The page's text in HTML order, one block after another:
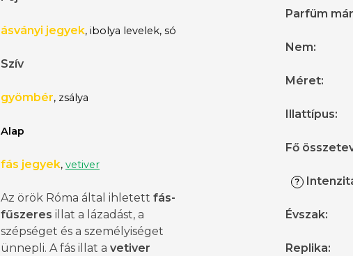
ásványi jegyek, ibolya levelek, só
Szív
gyömbér, zsálya
Alap
fás jegyek, vetiver
Az örök Róma által ihletett fás-
fűszeres illat a lázadást, a
szépséget és a személyiséget
ünnepli. A fás illat a vetiver
Parfüm
Nem:
Méret:
Illattípus:
Fő
?
Évszak:
Replika: